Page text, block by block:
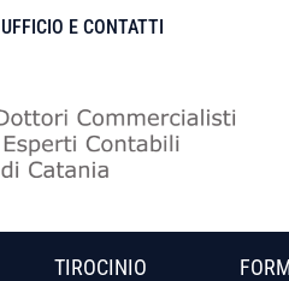
UFFICIO E CONTATTI
TIROCINIO